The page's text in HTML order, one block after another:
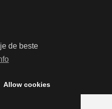
de beste
Allow cookies